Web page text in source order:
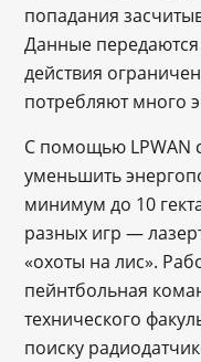
попадания
Данные передаются
действия
потребляют много
С помощью LPWAN
уменьшить
минимум до 10
разных игр —
«охоты на лис».
пейнтбольная
технического
поиску